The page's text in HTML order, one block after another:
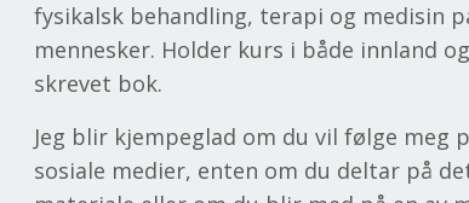
fysikalsk behandling, terapi og medisin
mennesker. Holder kurs i både innland
skrevet bok.
Jeg blir kjempeglad om du vil følge meg
sosiale medier, enten om du deltar på